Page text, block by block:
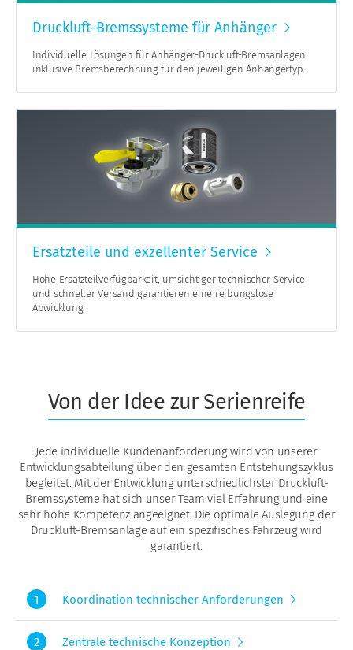
Druckluft-Bremssysteme für Anhänger
Individuelle Lösungen für Anhänger-Druckluft-Bremsanlagen
inklusive Bremsberechnung für den jeweiligen Anhängertyp.
Ersatzteile und exzellenter Service
Hohe Ersatzteilverfügbarkeit, umsichtiger technischer Service
und schneller Versand garantieren eine reibungslose
Abwicklung.
Von der Idee zur Serienreife
Jede individuelle Kundenanforderung wird von unserer
Entwicklungsabteilung über den gesamten Entstehungszyklus
begleitet. Mit der Entwicklung unterschiedlichster Druckluft-
Bremssysteme hat sich unser Team viel Erfahrung und eine
sehr hohe Kompetenz angeeignet. Die optimale Auslegung der
Druckluft-Bremsanlage auf ein spezifisches Fahrzeug wird
garantiert.
1 Koordination technischer Anforderungen
2 Zentrale technische Konzeption